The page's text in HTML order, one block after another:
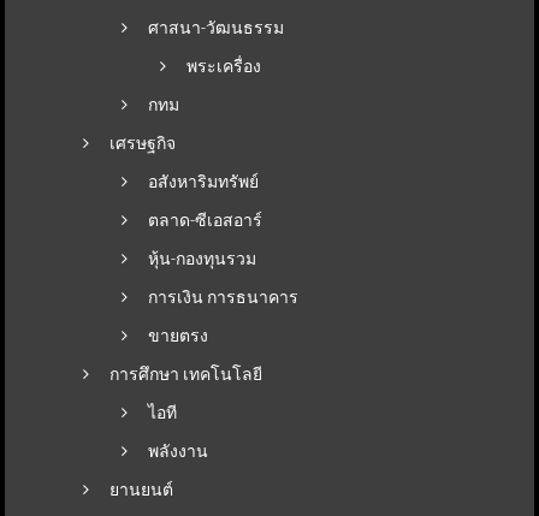
ศาสนา-วัฒนธรรม
พระเครื่อง
กทม
เศรษฐกิจ
อสังหาริมทรัพย์
ตลาด-ซีเอสอาร์
หุ้น-กองทุนรวม
การเงิน การธนาคาร
ขายตรง
การศึกษา เทคโนโลยี
ไอที
พลังงาน
ยานยนต์